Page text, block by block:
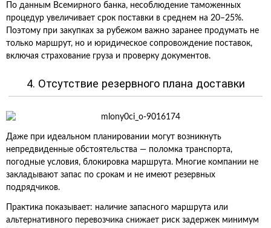
По данным Всемирного банка, несоблюдение таможенных
процедур увеличивает срок поставки в среднем на 20–25%.
Поэтому при закупках за рубежом важно заранее продумать не
только маршрут, но и юридическое сопровождение поставок,
включая страхование груза и проверку документов.
4. Отсутствие резервного плана доставки
Даже при идеальном планировании могут возникнуть
непредвиденные обстоятельства — поломка транспорта,
погодные условия, блокировка маршрута. Многие компании не
закладывают запас по срокам и не имеют резервных
подрядчиков.
Практика показывает: наличие запасного маршрута или
альтернативного перевозчика снижает риск задержек минимум